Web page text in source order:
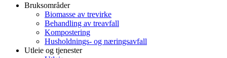
Bruksområder
Biomasse av trevirke
Behandling av treavfall
Kompostering
Husholdnings- og næringsavfall
Utleie og tjenester